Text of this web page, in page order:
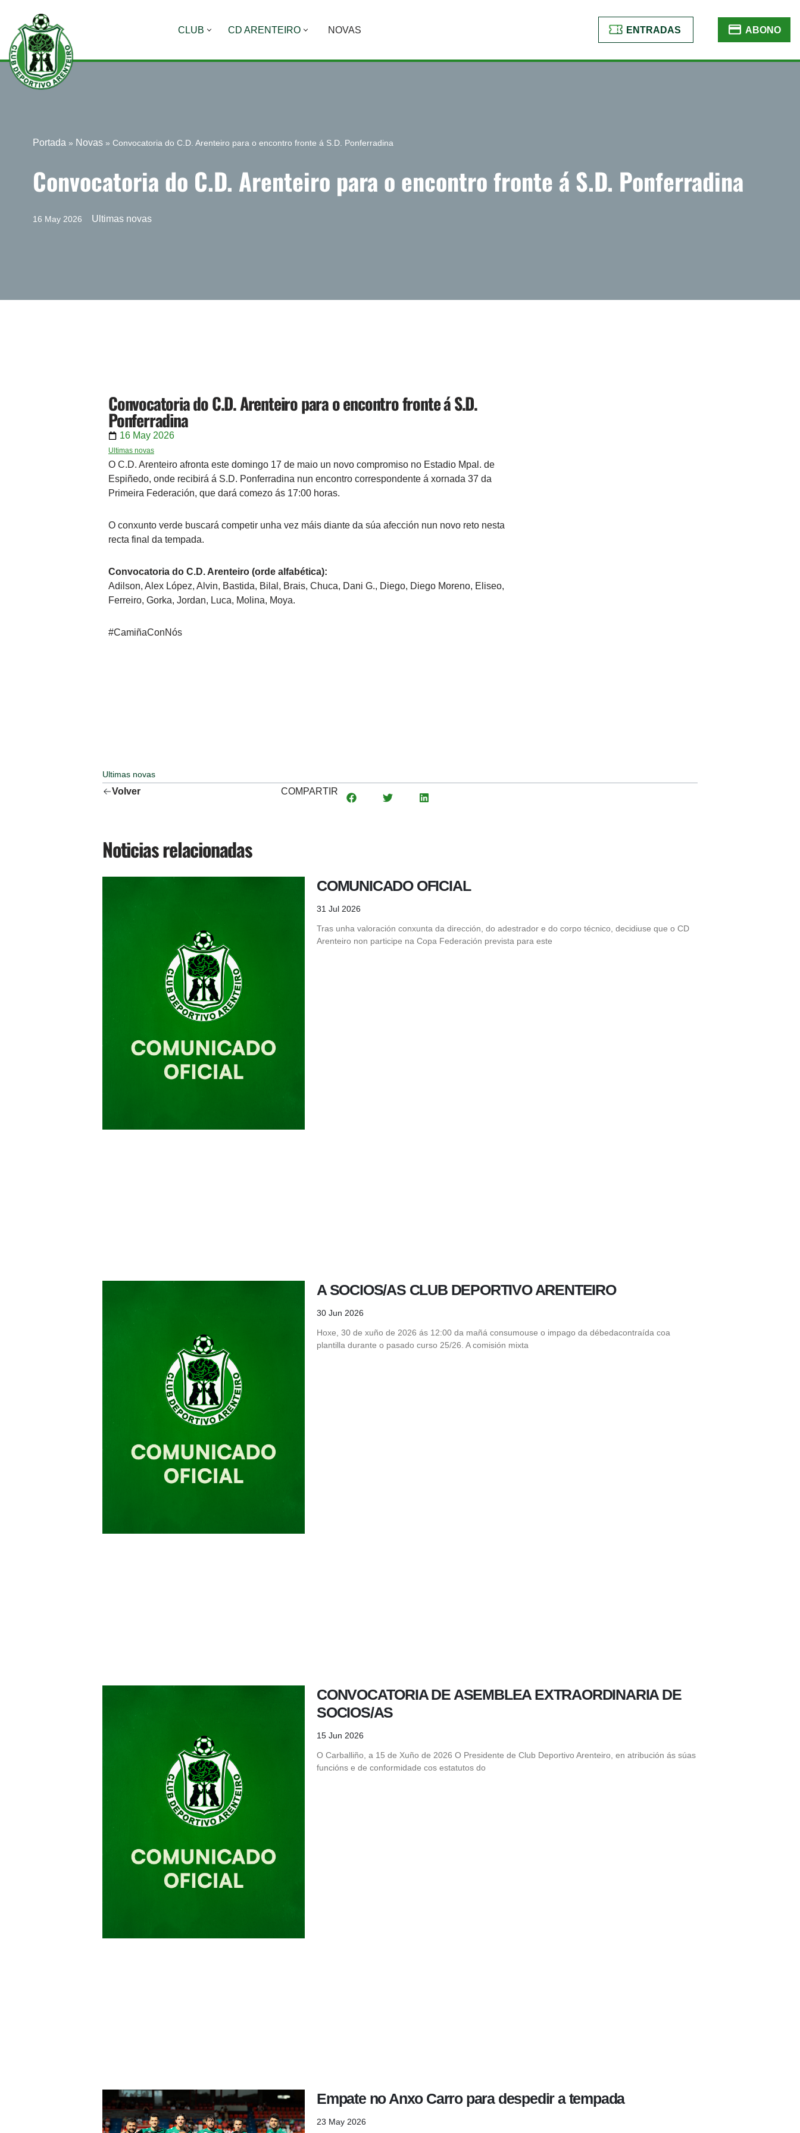
Saltar
al
contenido
CLUB CD ARENTEIRO NOVAS ENTRADAS ABONO
Portada » Novas » Convocatoria do C.D. Arenteiro para o encontro fronte á S.D. Ponferradina
Convocatoria do C.D. Arenteiro para o encontro fronte á S.D. Ponferradina
16 May 2026 Ultimas novas
Convocatoria do C.D. Arenteiro para o encontro fronte á S.D.
Ponferradina
16 May 2026
Ultimas novas
O C.D. Arenteiro afronta este domingo 17 de maio un novo compromiso no Estadio Mpal. de
Espiñedo, onde recibirá á S.D. Ponferradina nun encontro correspondente á xornada 37 da
Primeira Federación, que dará comezo ás 17:00 horas.
O conxunto verde buscará competir unha vez máis diante da súa afección nun novo reto nesta
recta final da tempada.
Convocatoria do C.D. Arenteiro (orde alfabética):
Adilson, Alex López, Alvin, Bastida, Bilal, Brais, Chuca, Dani G., Diego, Diego Moreno, Eliseo,
Ferreiro, Gorka, Jordan, Luca, Molina, Moya.
#CamiñaConNós
Ultimas novas
Volver COMPARTIR
Noticias relacionadas
COMUNICADO OFICIAL
31 Jul 2026
Tras unha valoración conxunta da dirección, do adestrador e do corpo técnico, decidiuse que o CD
Arenteiro non participe na Copa Federación prevista para este
A SOCIOS/AS CLUB DEPORTIVO ARENTEIRO
30 Jun 2026
Hoxe, 30 de xuño de 2026 ás 12:00 da mañá consumouse o impago da débedacontraída coa
plantilla durante o pasado curso 25/26. A comisión mixta
CONVOCATORIA DE ASEMBLEA EXTRAORDINARIA DE
SOCIOS/AS
15 Jun 2026
O Carballiño, a 15 de Xuño de 2026 O Presidente de Club Deportivo Arenteiro, en atribución ás súas
funcións e de conformidade cos estatutos do
Empate no Anxo Carro para despedir a tempada
23 May 2026